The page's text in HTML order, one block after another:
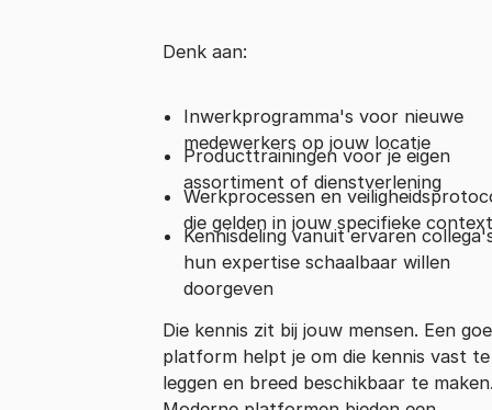
Denk aan:
Inwerkprogramma's voor nieuwe
medewerkers op jouw locatie
Producttrainingen voor je eigen
assortiment of dienstverlening
Werkprocessen en
die gelden in jouw specifieke
Kennisdeling vanuit ervaren
hun expertise schaalbaar willen
doorgeven
Die kennis zit bij jouw mensen. Een
platform helpt je om die kennis vast te
leggen en breed beschikbaar te